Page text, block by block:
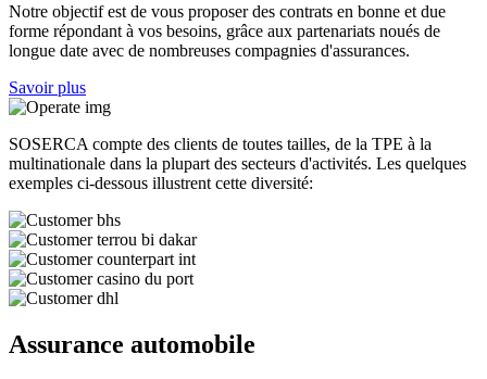
Notre objectif est de vous proposer des contrats en bonne et due
forme répondant à vos besoins, grâce aux partenariats noués de
longue date avec de nombreuses compagnies d'assurances.
Savoir plus
SOSERCA compte des clients de toutes tailles, de la TPE à la
multinationale dans la plupart des secteurs d'activités. Les quelques
exemples ci-dessous illustrent cette diversité:
Assurance automobile